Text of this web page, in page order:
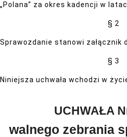
„Polana” za okres kadencji w
§ 2
Sprawozdanie stanowi załącznik
§ 3
Niniejsza uchwała wchodzi w
UCHWAŁA
walnego zebrania